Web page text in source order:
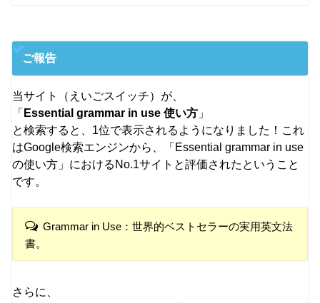
ご報告
当サイト（えいごスイッチ）が、
「 Essential grammar in use 使い方 」
と検索すると、1位で表示されるようになりました！これ
はGoogle検索エンジンから、「Essential grammar in use
の使い方」におけるNo.1サイトと評価されたということ
です。
Grammar in Use：世界的ベストセラーの実用英文法
書。
さらに、